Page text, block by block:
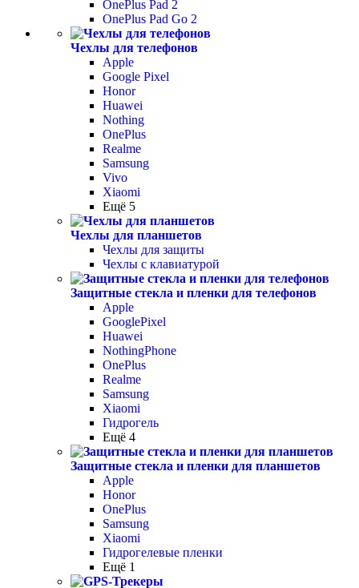
OnePlus Pad 2
OnePlus Pad Go 2
Чехлы для телефонов
Apple
Google Pixel
Honor
Huawei
Nothing
OnePlus
Realme
Samsung
Vivo
Xiaomi
Ещё 5
Чехлы для планшетов
Чехлы для защиты
Чехлы с клавиатурой
Защитные стекла и пленки для телефонов
Apple
GooglePixel
Huawei
NothingPhone
OnePlus
Realme
Samsung
Xiaomi
Гидрогель
Ещё 4
Защитные стекла и пленки для планшетов
Apple
Honor
OnePlus
Samsung
Xiaomi
Гидрогелевые пленки
Ещё 1